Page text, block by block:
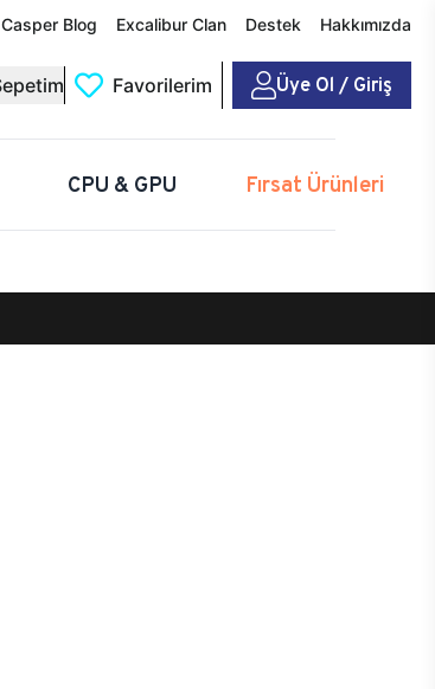
Casper Blog Excalibur Clan Destek Hakkımızda
Favorilerim Üye Ol / Giriş
CPU & GPU Fırsat Ürünleri